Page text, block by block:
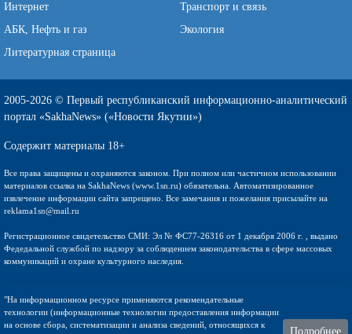
Интернет
Транспорт и связь
АБК, Нефть и газ
Экология
Литературная страница
2005-2026 © Первый республиканский информационно-аналитический
портал «SakhaNews» («Новости Якутии»)
Содержит материалы 18+
Все права защищены и охраняются законом. При полном или частичном использовании
материалов ссылка на SakhaNews (www.1sn.ru) обязательна. Автоматизированное
извлечение информации сайта запрещено. Все замечания и пожелания присылайте на
reklama1sn@mail.ru
Регистрационное свидетельство СМИ: Эл № ФС77-26316 от 1 декабря 2006 г. , выдано
Федедальной службой по надзору за соблюдением законодательства в сфере массовых
коммуникаций и охране культурного наследия.
"На информационном ресурсе применяются рекомендательные
технологии (информационные технологии предоставления информации
на основе сбора, систематизации и анализа сведений, относящихся к
Подробнее